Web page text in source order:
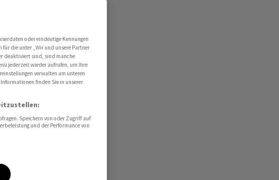
oder eindeutige Kennungen
für die unter „Wir und unsere Partner
deaktiviert sind, sind manche
jederzeit wieder aufrufen, um Ihre
verwalten am unteren
finden Sie in unserer
Speichern von oder Zugriff auf
und der Performance von